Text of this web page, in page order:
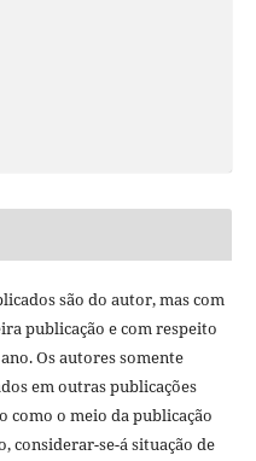
são do autor, mas com
publicação e com respeito
Os autores somente
em outras publicações
como o meio da publicação
considerar-se-á situação de